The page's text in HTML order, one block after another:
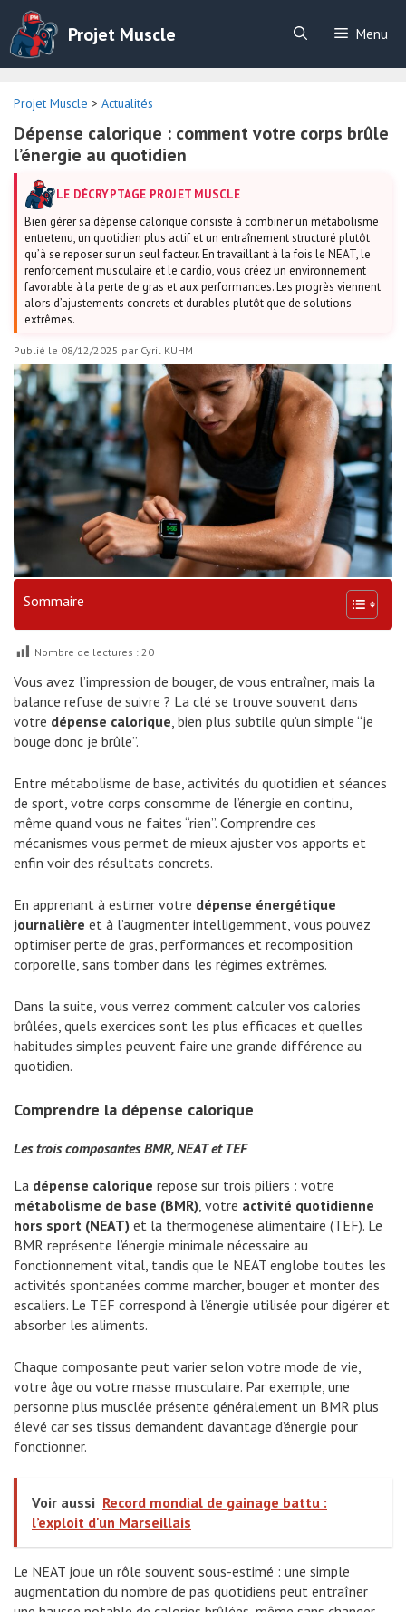
Aller
contenu
Projet Muscle Menu
Projet Muscle > Actualités
Dépense calorique : comment votre corps brûle
l’énergie au quotidien
LE DÉCRYPTAGE PROJET MUSCLE
Bien gérer sa dépense calorique consiste à combiner un métabolisme
entretenu, un quotidien plus actif et un entraînement structuré plutôt
qu’à se reposer sur un seul facteur. En travaillant à la fois le NEAT, le
renforcement musculaire et le cardio, vous créez un environnement
favorable à la perte de gras et aux performances. Les progrès viennent
alors d’ajustements concrets et durables plutôt que de solutions
extrêmes.
Publié le 08/12/2025 par Cyril KUHM
Sommaire
Nombre de lectures : 20
Vous avez l’impression de bouger, de vous entraîner, mais la
balance refuse de suivre ? La clé se trouve souvent dans
votre dépense calorique , bien plus subtile qu’un simple “je
bouge donc je brûle”.
Entre métabolisme de base, activités du quotidien et séances
de sport, votre corps consomme de l’énergie en continu,
même quand vous ne faites “rien”. Comprendre ces
mécanismes vous permet de mieux ajuster vos apports et
enfin voir des résultats concrets.
En apprenant à estimer votre dépense énergétique
journalière et à l’augmenter intelligemment, vous pouvez
optimiser perte de gras, performances et recomposition
corporelle, sans tomber dans les régimes extrêmes.
Dans la suite, vous verrez comment calculer vos calories
brûlées, quels exercices sont les plus efficaces et quelles
habitudes simples peuvent faire une grande différence au
quotidien.
Comprendre la dépense calorique
Les trois composantes BMR, NEAT et TEF
La dépense calorique repose sur trois piliers : votre
métabolisme de base (BMR) , votre activité quotidienne
hors sport (NEAT) et la thermogenèse alimentaire (TEF). Le
BMR représente l’énergie minimale nécessaire au
fonctionnement vital, tandis que le NEAT englobe toutes les
activités spontanées comme marcher, bouger et monter des
escaliers. Le TEF correspond à l’énergie utilisée pour digérer et
absorber les aliments.
Chaque composante peut varier selon votre mode de vie,
votre âge ou votre masse musculaire. Par exemple, une
personne plus musclée présente généralement un BMR plus
élevé car ses tissus demandent davantage d’énergie pour
fonctionner.
Voir aussi Record mondial de gainage battu :
l’exploit d'un Marseillais
Le NEAT joue un rôle souvent sous-estimé : une simple
augmentation du nombre de pas quotidiens peut entraîner